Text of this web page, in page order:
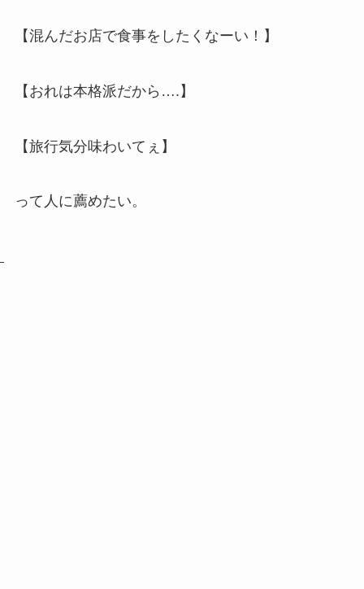
【混んだお店で食事をしたくなーい！】
【おれは本格派だから….】
【旅行気分味わいてぇ】
って人に薦めたい。